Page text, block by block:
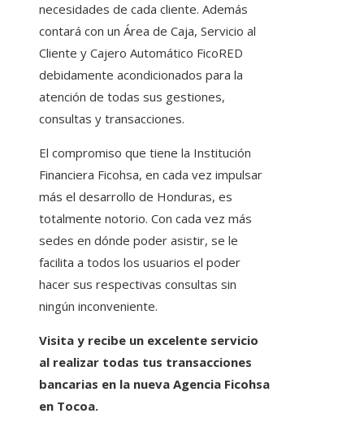
necesidades de cada cliente. Además
contará con un Área de Caja, Servicio al
Cliente y Cajero Automático FicoRED
debidamente acondicionados para la
atención de todas sus gestiones,
consultas y transacciones.
El compromiso que tiene la Institución
Financiera Ficohsa, en cada vez impulsar
más el desarrollo de Honduras, es
totalmente notorio. Con cada vez más
sedes en dónde poder asistir, se le
facilita a todos los usuarios el poder
hacer sus respectivas consultas sin
ningún inconveniente.
Visita y recibe un excelente servicio
al realizar todas tus transacciones
bancarias en la nueva Agencia Ficohsa
en Tocoa.